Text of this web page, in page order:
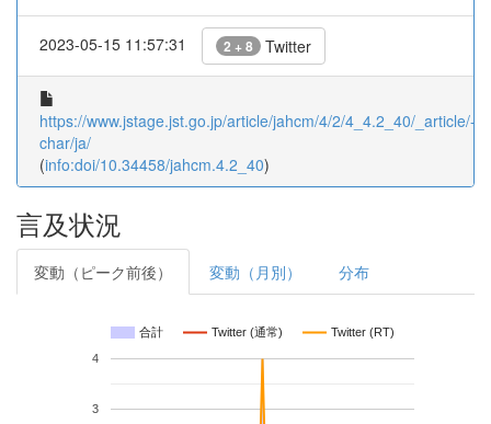
2023-05-15 11:57:31 2 + 8 Twitter
https://www.jstage.jst.go.jp/article/jahcm/4/2/4_4.2_40/_article/-
char/ja/
(info:doi/10.34458/jahcm.4.2_40)
言及状況
変動（ピーク前後） 変動（月別） 分布
合計 Twitter (通常) Twitter (RT)
3
4